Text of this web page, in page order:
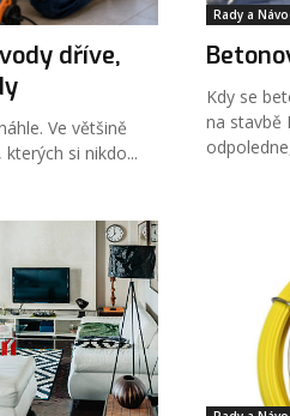
dříve,
Ve většině
si nikdo...
Rady a
Kdy se
na stavbě Pamatuji si jeden konkrétní pátek